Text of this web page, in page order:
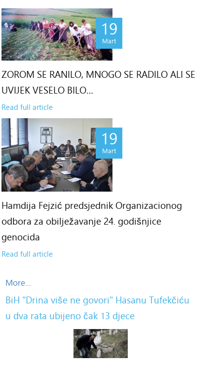
19
Mart
ZOROM SE RANILO, MNOGO SE RADILO ALI SE
UVIJEK VESELO BILO…
Read full article
19
Mart
Hamdija Fejzić predsjednik Organizacionog
odbora za obilježavanje 24. godišnjice
genocida
Read full article
More...
BiH "Drina više ne govori" Hasanu Tufekčiću
u dva rata ubijeno čak 13 djece